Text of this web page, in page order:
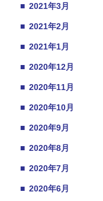
■ 2021年3月
■ 2021年2月
■ 2021年1月
■ 2020年12月
■ 2020年11月
■ 2020年10月
■ 2020年9月
■ 2020年8月
■ 2020年7月
■ 2020年6月